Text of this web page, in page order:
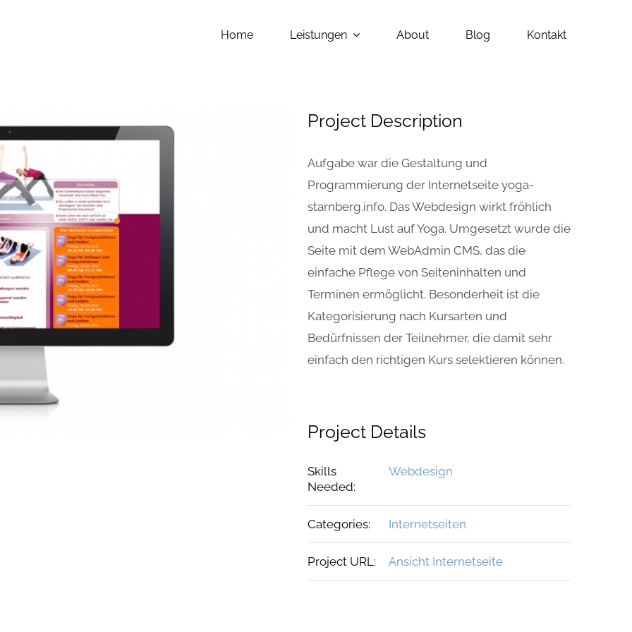
Home Leistungen About Blog Kontakt
Project Description
Aufgabe war die Gestaltung und
Programmierung der Internetseite yoga-
starnberg.info. Das Webdesign wirkt fröhlich
und macht Lust auf Yoga. Umgesetzt wurde die
Seite mit dem WebAdmin CMS, das die
einfache Pflege von Seiteninhalten und
Terminen ermöglicht. Besonderheit ist die
Kategorisierung nach Kursarten und
Bedürfnissen der Teilnehmer, die damit sehr
einfach den richtigen Kurs selektieren können.
Project Details
Skills
Needed:
Webdesign
Categories: Internetseiten
Project URL: Ansicht Internetseite